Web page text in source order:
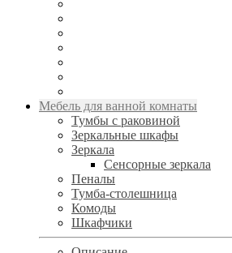
Мебель для ванной комнаты
Тумбы с раковиной
Зеркальные шкафы
Зеркала
Сенсорные зеркала
Пеналы
Тумба-столешница
Комоды
Шкафчики